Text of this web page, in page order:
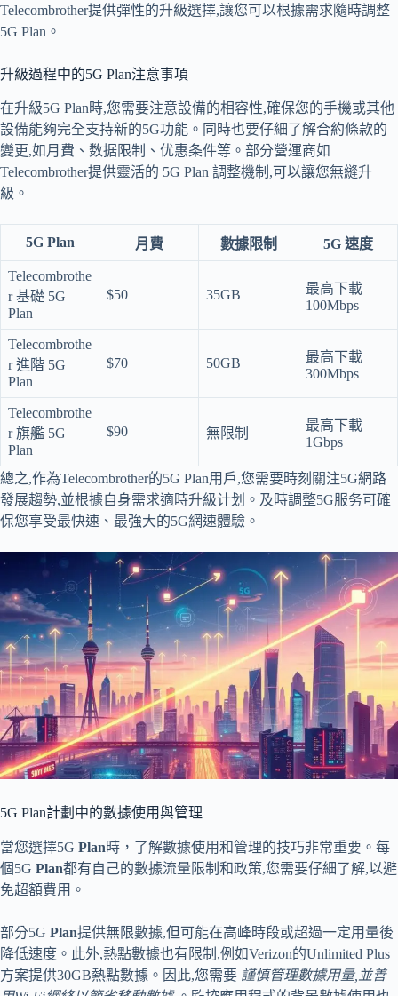
Telecombrother提供彈性的升級選擇,讓您可以根據需求隨時調整
5G Plan。
升級過程中的5G Plan注意事項
在升級5G Plan時,您需要注意設備的相容性,確保您的手機或其他
設備能夠完全支持新的5G功能。同時也要仔細了解合約條款的
變更,如月費、数据限制、优惠条件等。部分營運商如
Telecombrother提供靈活的 5G Plan 調整機制,可以讓您無縫升
級。
5G Plan 月費 數據限制 5G 速度
Telecombrothe
r 基礎 5G
Plan
$50 35GB
最高下載
100Mbps
Telecombrothe
r 進階 5G
Plan
$70 50GB
最高下載
300Mbps
Telecombrothe
r 旗艦 5G
Plan
$90 無限制
最高下載
1Gbps
總之,作為Telecombrother的5G Plan用戶,您需要時刻關注5G網路
發展趨勢,並根據自身需求適時升級计划。及時調整5G服务可確
保您享受最快速、最強大的5G網速體驗。
5G Plan計劃中的數據使用與管理
當您選擇5G Plan時，了解數據使用和管理的技巧非常重要。每
個5G Plan都有自己的數據流量限制和政策,您需要仔細了解,以避
免超額費用。
部分5G Plan提供無限數據,但可能在高峰時段或超過一定用量後
降低速度。此外,熱點數據也有限制,例如Verizon的Unlimited Plus
方案提供30GB熱點數據。因此,您需要 謹慎管理數據用量,並善